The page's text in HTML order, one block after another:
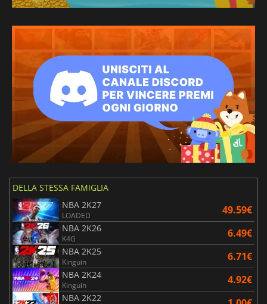
DELLA STESSA FAMIGLIA
NBA 2K27
LOADED 49.59€
NBA 2K26
K4G 6.49€
NBA 2K25
Kinguin 6.71€
NBA 2K24
Kinguin 4.92€
NBA 2K22